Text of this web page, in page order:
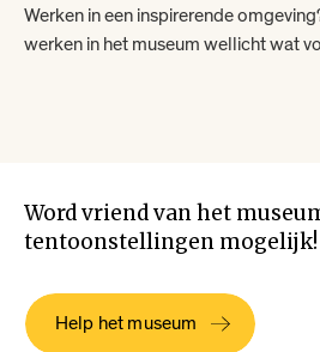
Werken in een inspirerende
werken in het museum wellicht wat
Word vriend van het
tentoonstellingen mogelijk!
Help het museum